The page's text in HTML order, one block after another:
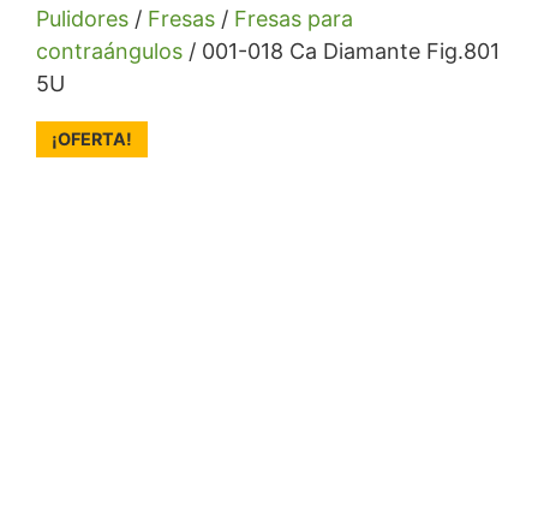
Pulidores / Fresas / Fresas para
contraángulos / 001-018 Ca Diamante Fig.801
5U
¡OFERTA!